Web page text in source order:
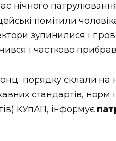
нічного
помітили
зупинилися і
і частково
порядку склали на
стандартів, норм
КУпАП, інформує